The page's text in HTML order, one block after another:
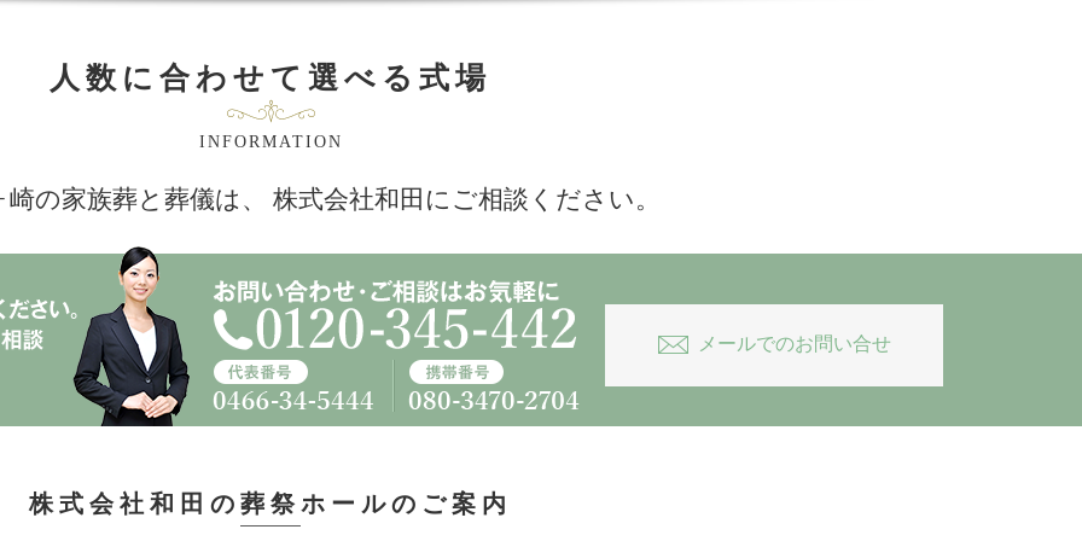
人数に合わせて選べる式場
INFORMATION
の家族葬と葬儀は、 株式会社和田にご相談ください。
メールでのお問い合せ
株式会社和田の葬祭ホールの ご案内